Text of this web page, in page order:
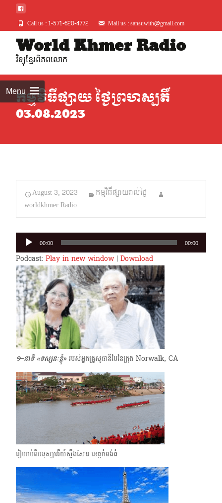
Call us : 1-571-620-4772 Mail us : sansuwith@gmail.com
World Khmer Radio
វិទ្យុខ្មែរពិភពលោក
Menuកម្មវិធីផ្សាយ ថ្ងៃព្រហស្បតិ៍
03.08.2023
August 3, 2023
កម្មវិធីផ្សាយរាល់ថ្ងៃ
worldkhmer Radio
Audio
Player
00:00 00:00
Podcast: Play in new window| Download
១–នាទី «ទស្សនៈខ្ញុំ» របស់អ្នកគ្រូសូផានីបៃនៃក្រុង Norwalk, CA
រៀបរាប់ពីអនុស្សាវរីយ៍ស្ទឹងសែន ខេត្តកំពង់ធំ